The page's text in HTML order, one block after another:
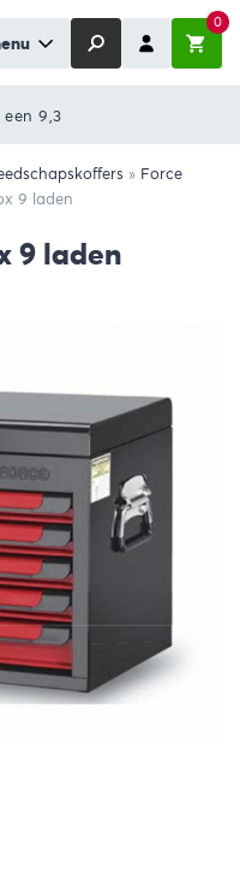
0
9,3
» Force
9 laden
9 laden